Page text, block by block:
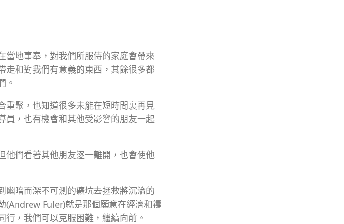
當地事奉，對我們所服侍的家庭會帶來
走和對我們有意義的東西，其餘很多都
。
重聚，也知道很多未能在短時間裏再見
員，也有機會和其他受影響的朋友一起
他們看著其他朋友逐一離開，也會使他
暗而深不可測的礦坑去拯救將沉淪的
(Andrew Fuler)就是那個願意在經濟和禱
，我們可以克服困難，繼續向前。